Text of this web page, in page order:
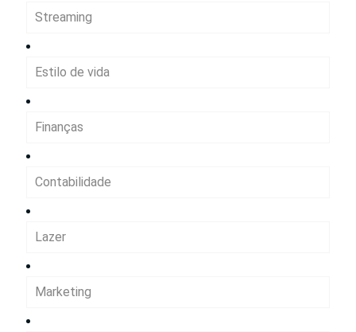
Streaming
Estilo de vida
Finanças
Contabilidade
Lazer
Marketing